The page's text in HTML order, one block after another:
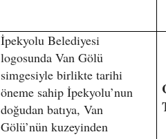
İpekyolu Belediyesi
logosunda Van Gölü
simgesiyle birlikte tarihi
öneme sahip İpekyolu’nun
doğudan batıya, Van
Gölü’nün kuzeyinden